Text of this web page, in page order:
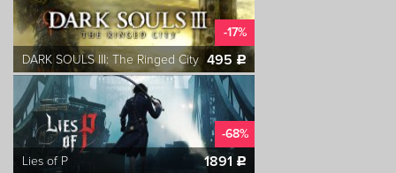
-17%
DARK SOULS III: The Ringed City 495 c
-68%
Lies of P
1891 c